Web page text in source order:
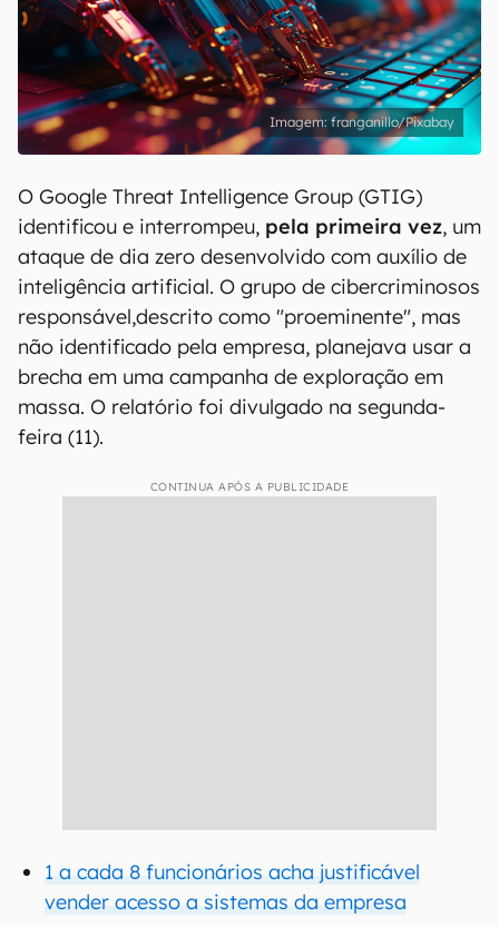
franganillo/Pixabay
O Google Threat Intelligence Group (GTIG)
identificou e interrompeu, pela primeira vez, um
ataque de dia zero desenvolvido com auxílio de
inteligência artificial. O grupo de cibercriminosos
responsável,descrito como "proeminente", mas
não identificado pela empresa, planejava usar a
brecha em uma campanha de exploração em
massa. O relatório foi divulgado na segunda-
feira (11).
CONTINUA APÓS A PUBLICIDADE
1 a cada 8 funcionários acha justificável
vender acesso a sistemas da empresa